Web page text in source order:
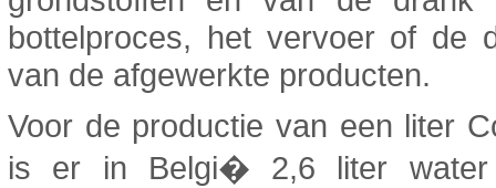
bottelproces, het vervoer of de
van de afgewerkte producten.
Voor de productie van een liter
is er in Belgi� 2,6 liter